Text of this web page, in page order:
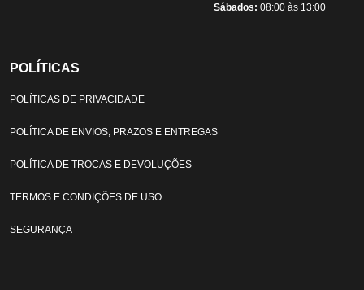
Sábados: 08:00 às 13:00
POLÍTICAS
POLÍTICAS DE PRIVACIDADE
POLÍTICA DE ENVIOS, PRAZOS E ENTREGAS
POLÍTICA DE TROCAS E DEVOLUÇÕES
TERMOS E CONDIÇÕES DE USO
SEGURANÇA